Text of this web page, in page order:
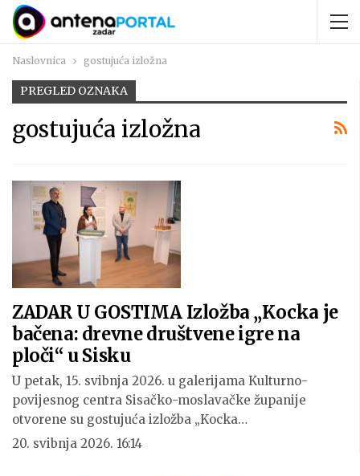
Naslovnica gostujuća izložna
PREGLED OZNAKA
gostujuća izložna
ZADAR U GOSTIMA Izložba „Kocka je
bačena: drevne društvene igre na
ploči“ u Sisku
U petak, 15. svibnja 2026. u galerijama Kulturno-
povijesnog centra Sisačko-moslavačke županije
otvorene su gostujuća izložba „Kocka…
20. svibnja 2026. 16:14